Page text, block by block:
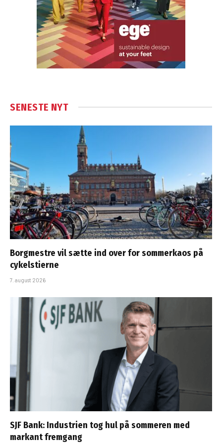
SENESTE NYT
Borgmestre vil sætte ind over for sommerkaos på
cykelstierne
7. august 2026
SJF Bank: Industrien tog hul på sommeren med
markant fremgang